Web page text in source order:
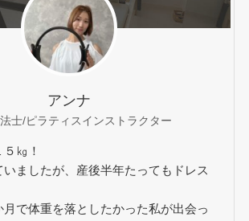
アンナ
士/ピラティスインストラクター
㎏！
ましたが、産後半年たってもドレス
で体重を落としたかった私が出会っ